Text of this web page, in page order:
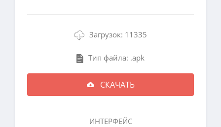
Загрузок: 11335
Тип файла: .apk
СКАЧАТЬ
ИНТЕРФЕЙС